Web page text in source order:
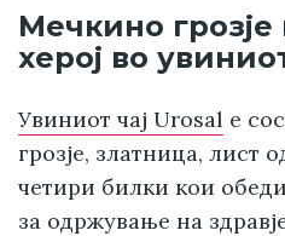
Мечкино грозје
херој во
Увиниот чај Urosal е
грозје, златница, лист
четири билки кои
за одржување на